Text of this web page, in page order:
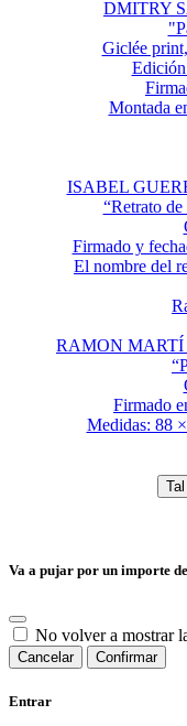
DMITRY
Giclée
Montada
ISABEL
“Retrato
Firmado y
El nombre del
RAMON MARTÍ
Firmado
Medidas: 88
Va a pujar por un importe de
No volver a mostrar
Cancelar Confirmar
Entrar